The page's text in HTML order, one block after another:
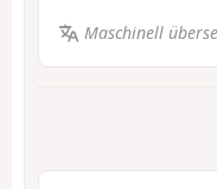
Maschinell